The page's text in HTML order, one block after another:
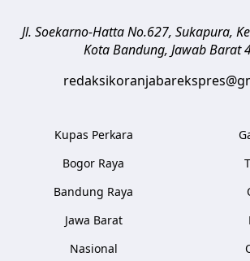
Jl. Soekarno-Hatta No.627, Sukapura,
Kota Bandung, Jawab Barat
Kupas Perkara
Bogor Raya
Bandung Raya
Jawa Barat
Nasional